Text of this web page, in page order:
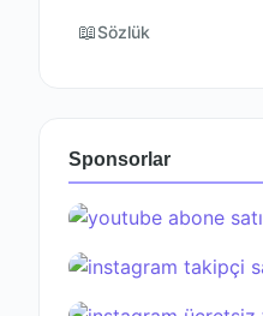
📖Sözlük
Sponsorlar